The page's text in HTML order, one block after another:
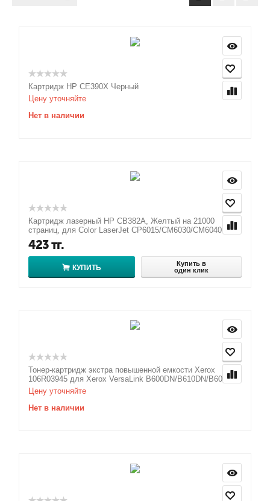
Картридж HP CE390X Черный
Цену уточняйте
Нет в наличии
Картридж лазерный HP CB382A, Желтый на 21000
страниц, для Color LaserJet CP6015/CM6030/CM6040
423тг.
КУПИТЬ
Купить в
один клик
Тонер-картридж экстра повышенной емкости Xerox
106R03945 для Xerox VersaLink B600DN/B610DN/B605S/...
Цену уточняйте
Нет в наличии